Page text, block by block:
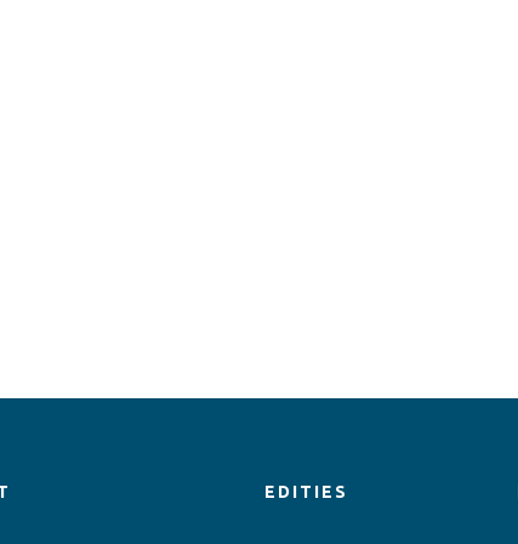
EDITIES